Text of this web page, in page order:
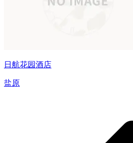
日航花园酒店
盐原